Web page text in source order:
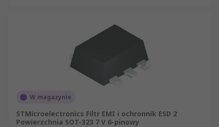
W magazynie
STMicroelectronics Filtr EMI i ochronnik ESD 2
Powierzchnia SOT-323 7 V 6-pinowy